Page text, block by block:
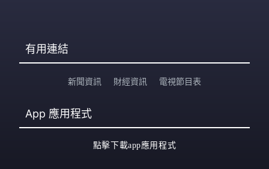
有用連結
新聞資訊 財經資訊 電視節目表
App 應用程式
點擊下載app應用程式